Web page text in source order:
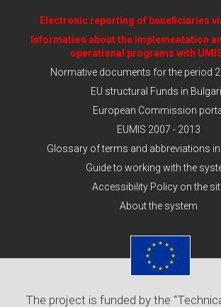
Electronic reporting of beneficiaries
Information about the implementation
operational programs with
Normative documents for the period
EU structural Funds in
European Commission
EUMIS 2007 - 2013
Glossary of terms and abbreviations
Guide to working with the
Accessibility Policy on the
About the system
The project is funded by the